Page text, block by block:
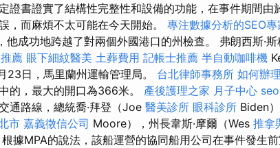
證書證實了結構性完整性和設備的功能，在事件期間由
，而麻煩不太可能在今天開始。 專注數據分析的SEO專
成功地跨越了對兩個外國港口的州檢查。 弗朗西斯·斯
薦 眼下細紋醫美 土葬費用 記帳士推薦 半自動咖啡機
23日，馬里蘭州運輸管理局。 台北律師事務所 如何辦
的，最大的開口為366米。 產後護理之家 月子中心
通路線，總統喬·拜登（Joe 醫美診所 眼科診所 Biden
市 嘉義徵信公司 Moore），州長韋斯·摩爾（Wes 推拿
根據MPA的說法，該船運營的協同船用公司在事件發生